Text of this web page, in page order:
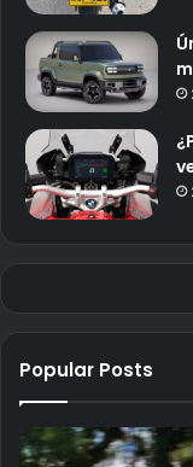
Popular Posts